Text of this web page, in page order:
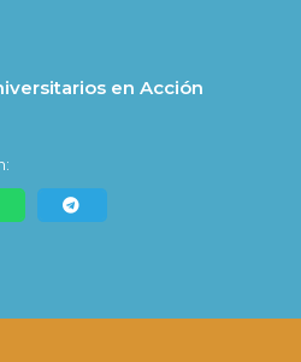
en Acción